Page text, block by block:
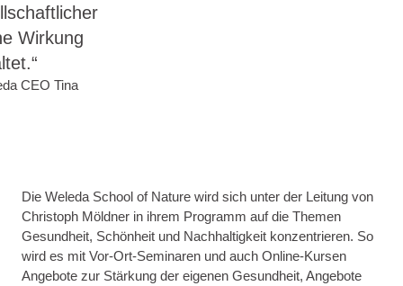
Wirkung
CEO Tina
Die Weleda School of Nature wird sich unter der Leitung von
Christoph Möldner in ihrem Programm auf die Themen
Gesundheit, Schönheit und Nachhaltigkeit konzentrieren. So
wird es mit Vor-Ort-Seminaren und auch Online-Kursen
Angebote zur Stärkung der eigenen Gesundheit, Angebote